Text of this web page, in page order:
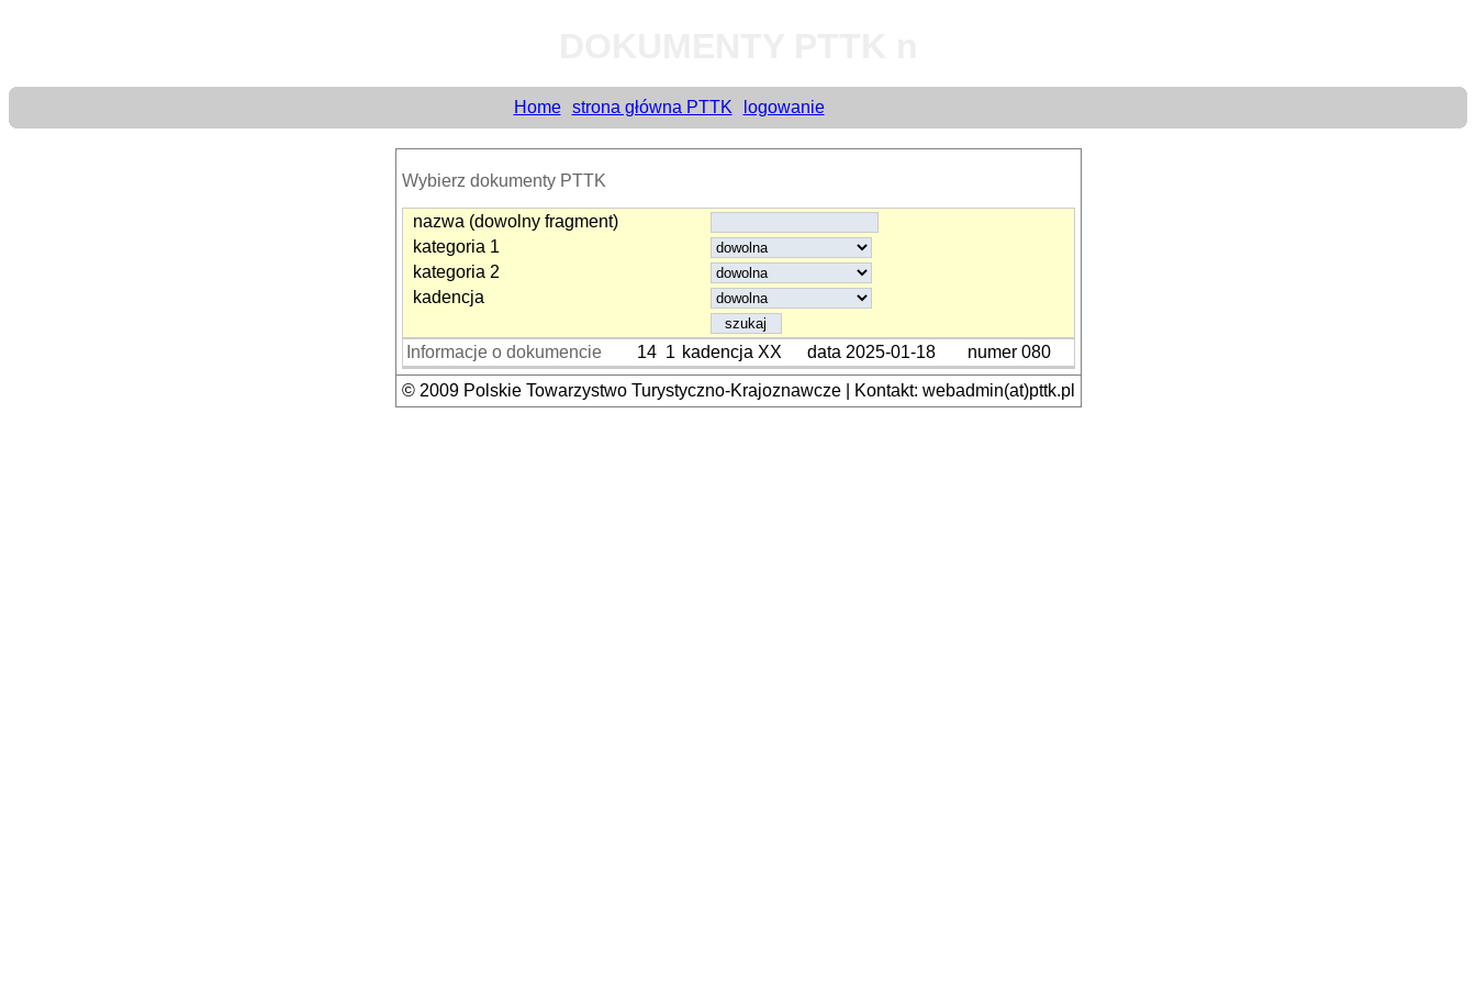
Home strona główna PTTK logowanie
Wybierz dokumenty PTTK
nazwa (dowolny fragment)
kategoria 1
kategoria 2
kadencja
Informacje o dokumencie 14 1 kadencja XX data 2025-01-18 numer 080
© 2009 Polskie Towarzystwo Turystyczno-Krajoznawcze | Kontakt: webadmin(at)pttk.pl